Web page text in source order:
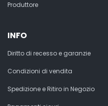
Produttore
INFO
Diritto di recesso e garanzie
Condizioni di vendita
Spedizione e Ritiro in Negozio